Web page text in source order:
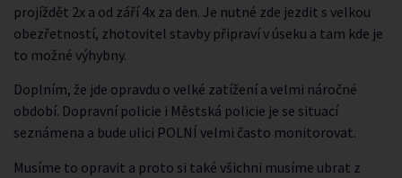
projíždět 2x a od září 4x za den. Je nutné zde jezdit s velkou
obezřetností, zhotovitel stavby připraví v úseku a tam kde je
to možné výhybny.
Doplním, že jde opravdu o velké zatížení a velmi náročné
období. Dopravní policie i Městská policie je se situací
seznámena a bude ulici POLNÍ velmi často monitorovat.
Musíme to opravit a proto si také všichni musíme ubrat z